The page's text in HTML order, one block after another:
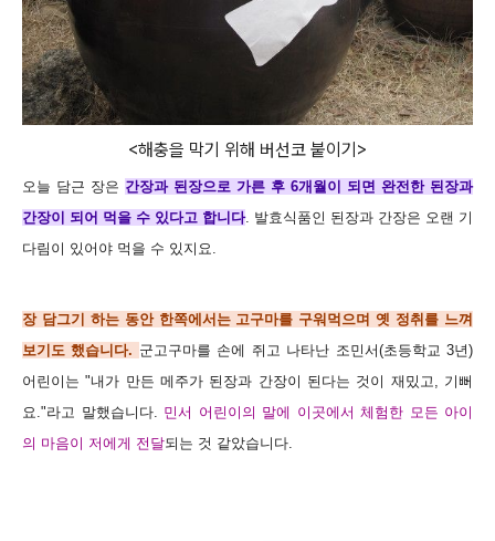
<해충을 막기 위해 버선코 붙이기>
오늘 담근 장은 간장과 된장으로 가른 후 6개월이 되면 완전한 된장과
간장이 되어 먹을 수 있다고 합니다. 발효식품인 된장과 간장은 오랜 기
다림이 있어야 먹을 수 있지요.
장 담그기 하는 동안 한쪽에서는 고구마를 구워먹으며 옛 정취를 느껴
보기도 했습니다. 군고구마를 손에 쥐고 나타난 조민서(초등학교 3년)
어린이는 "내가 만든 메주가 된장과 간장이 된다는 것이 재밌고, 기뻐
요."라고 말했습니다. 민서 어린이의 말에 이곳에서 체험한 모든 아이
의 마음이 저에게 전달되는 것 같았습니다.